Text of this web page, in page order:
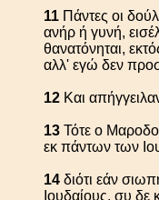
11 Πάντες οι
ανήρ ή γυνή,
θανατόνηται,
αλλ' εγώ δεν
12 Και
13 Τότε ο
εκ πάντων των
14 διότι εάν
Ιουδαίους, συ δε